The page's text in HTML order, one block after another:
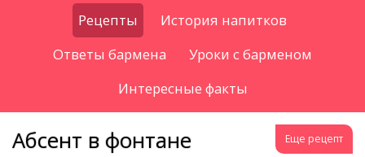
Рецепты
История напитков
Ответы бармена
Уроки с барменом
Интересные факты
Еще рецепт
Абсент в фонтане